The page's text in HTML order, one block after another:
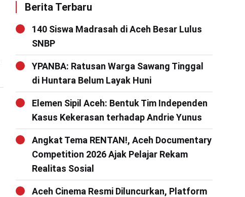
Berita Terbaru
140 Siswa Madrasah di Aceh Besar Lulus
SNBP
YPANBA: Ratusan Warga Sawang Tinggal
di Huntara Belum Layak Huni
Elemen Sipil Aceh: Bentuk Tim Independen
Kasus Kekerasan terhadap Andrie Yunus
Angkat Tema RENTAN!, Aceh Documentary
Competition 2026 Ajak Pelajar Rekam
Realitas Sosial
Aceh Cinema Resmi Diluncurkan, Platform